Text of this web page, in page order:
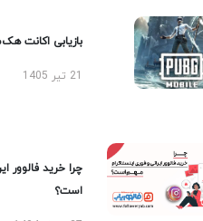
بازیابی اکانت
چرا خرید فالوور
است؟